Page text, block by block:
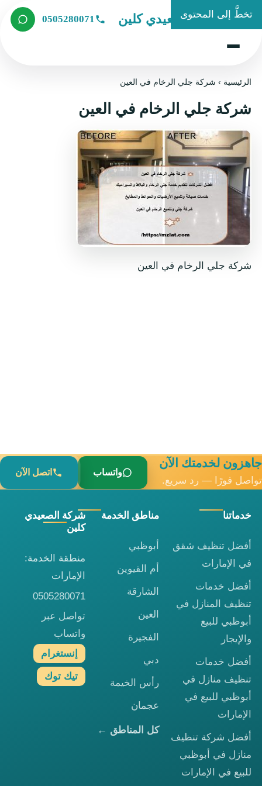
تخطَّ إلى المحتوى
شركة الصعيدي كلين 0505280071
الرئيسية ›شركة جلي الرخام في العين
شركة جلي الرخام في العين
شركة جلي الرخام في العين
جاهزون لخدمتك الآن
تواصل فورًا — رد سريع.
واتساب اتصل الآن
خدماتنا
أفضل تنظيف شقق
في الإمارات
أفضل خدمات
تنظيف المنازل في
أبوظبي للبيع
والإيجار
أفضل خدمات
تنظيف منازل في
أبوظبي للبيع في
الإمارات
أفضل شركة تنظيف
منازل في أبوظبي
للبيع في الإمارات
مناطق الخدمة
أبوظبي
أم القيوين
الشارقة
العين
الفجيرة
دبي
رأس الخيمة
عجمان
كل المناطق ←
شركة الصعيدي
كلين
منطقة الخدمة:
الإمارات
0505280071
تواصل عبر
واتساب
إنستغرام
تيك توك